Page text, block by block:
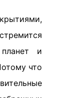
и
что